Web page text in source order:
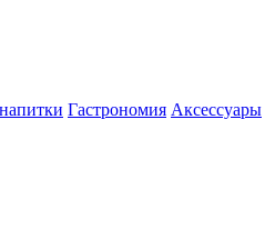
Гастрономия Аксессуары